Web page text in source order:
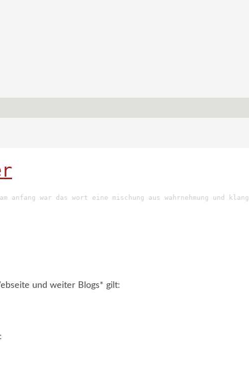
am anfang war das wort eine mischung aus wahrnehmung und klang
und weiter Blogs* gilt: